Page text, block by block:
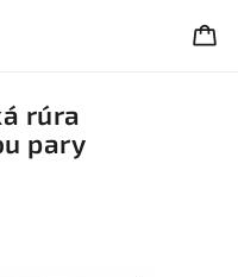
rúra
pary